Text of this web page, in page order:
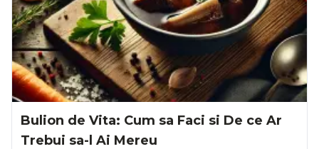
Bulion de Vita: Cum sa Faci si De ce Ar
Trebui sa-l Ai Mereu